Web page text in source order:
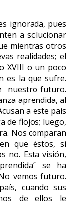
ignorada, pues
a solucionar
mientras otros
realidades; el
XVIII o un poco
es la que sufre.
nuestro futuro.
aprendida, al
a este país
de flojos; luego,
Nos comparan
que éstos, si
no. Esta visión,
se ha
vemos futuro.
cuando sus
de ellos le